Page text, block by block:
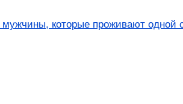
которые проживают одной